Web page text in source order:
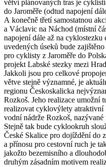
větví plánovaných tras je
do Jaroměře (odtud napojení
A konečně třetí samostatnou
a Václavic na Náchod (místní
napojení dále až na cyklostezku
uvedených úseků bude
pro cyklisty z Jaroměře do
projekt Labské stezky mezi
Jakkoli jsou pro celkové
větve stejně významné, je
regionu Českoskalicka
Rozkoš. Jeho realizace umožní
realizovat cyklovýlety
vodní nádrže Rozkoš,
Stejně tak bude cyklookruh
České Skalice pro dojíždění do
a přínosu pro cestovní ruch je
jakožto bezemisního a
druhým zásadním motivem